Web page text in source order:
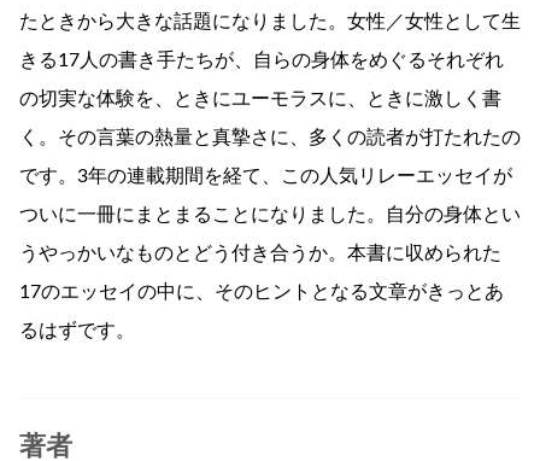
たときから大きな話題になりました。女性／女性として生
きる17人の書き手たちが、自らの身体をめぐるそれぞれ
の切実な体験を、ときにユーモラスに、ときに激しく書
く。その言葉の熱量と真摯さに、多くの読者が打たれたの
です。3年の連載期間を経て、この人気リレーエッセイが
ついに一冊にまとまることになりました。自分の身体とい
うやっかいなものとどう付き合うか。本書に収められた
17のエッセイの中に、そのヒントとなる文章がきっとあ
るはずです。
著者